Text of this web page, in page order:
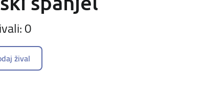
0
žival